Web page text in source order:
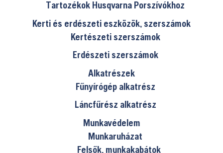
Tartozékok Husqvarna Porszívókhoz
Kerti és erdészeti eszközök, szerszámok
Kertészeti szerszámok
Erdészeti szerszámok
Alkatrészek
Fűnyírógép alkatrész
Láncfűrész alkatrész
Munkavédelem
Munkaruházat
Felsők, munkakabátok